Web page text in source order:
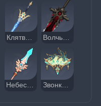
Клятва свободы
Небесная ось Звонкий клич журавля